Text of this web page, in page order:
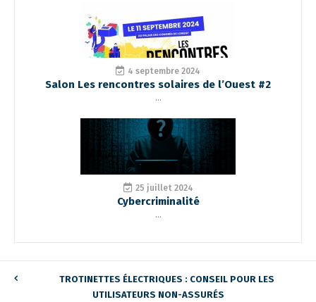
4 septembre 2024
Salon Les rencontres solaires de l’Ouest #2
...
25 juillet 2024
Cybercriminalité
...
TROTINETTES ÉLECTRIQUES : CONSEIL POUR LES
UTILISATEURS NON-ASSURÉS